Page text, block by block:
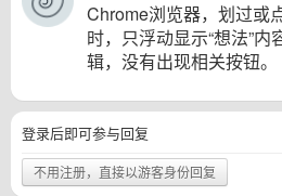
Chrome浏览器，划过或
时，只浮动显示“想法”
辑，没有出现相关按钮。
登录后即可参与回复
不用注册，直接以游客身份回复